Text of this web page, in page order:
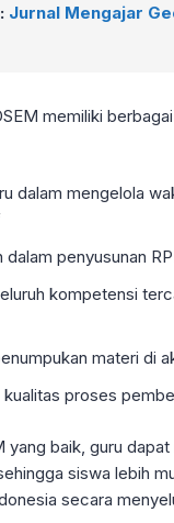
Jurnal Mengajar
memiliki
dalam mengelola
dalam penyusunan
kompetensi
materi di
proses
yang baik, guru
siswa lebih
secara